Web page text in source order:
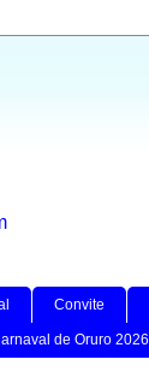
Convite
de Oruro 2026